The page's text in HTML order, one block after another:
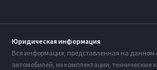
Юридическая информация
Вся информация, представленная на данном
автомобилей, их комплектации, технические